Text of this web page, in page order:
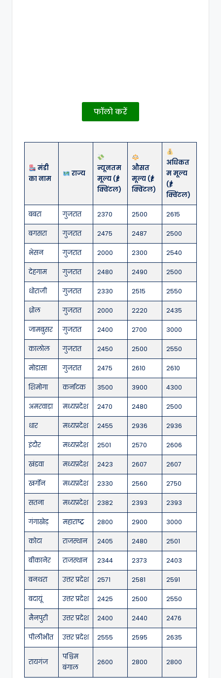
फॉलो करें
मंडी
का नाम
राज्य
न्यूनतम
मूल्य (₹/
क्विंटल)
औसत
मूल्य (₹/
क्विंटल)
अधिकत
म मूल्य
(₹/
क्विंटल)
बबरा गुजरात 2370 2500 2615
बगसरा गुजरात 2475 2487 2500
भेसन गुजरात 2000 2300 2540
देहगाम गुजरात 2480 2490 2500
धोराजी गुजरात 2330 2515 2550
ध्रोल गुजरात 2000 2220 2435
जामबुसर गुजरात 2400 2700 3000
कालोल गुजरात 2450 2500 2550
मोडासा गुजरात 2475 2610 2610
शिमोगा कर्नाटक 3500 3900 4300
अमरवाड़ा मध्यप्रदेश 2470 2480 2500
धार मध्यप्रदेश 2455 2936 2936
इंदौर मध्यप्रदेश 2501 2570 2606
खंडवा मध्यप्रदेश 2423 2607 2607
खर्गोन मध्यप्रदेश 2330 2560 2750
सतना मध्यप्रदेश 2382 2393 2393
गंगाखेड़ महाराष्ट्र 2800 2900 3000
कोटा राजस्थान 2405 2480 2501
बीकानेर राजस्थान 2344 2373 2403
बनथरा उत्तर प्रदेश 2571 2581 2591
बदायूं उत्तर प्रदेश 2425 2500 2550
मैनपुरी उत्तर प्रदेश 2400 2440 2476
पीलीभीत उत्तर प्रदेश 2555 2595 2635
रायगंज
पश्चिम
बंगाल
2600 2800 2800